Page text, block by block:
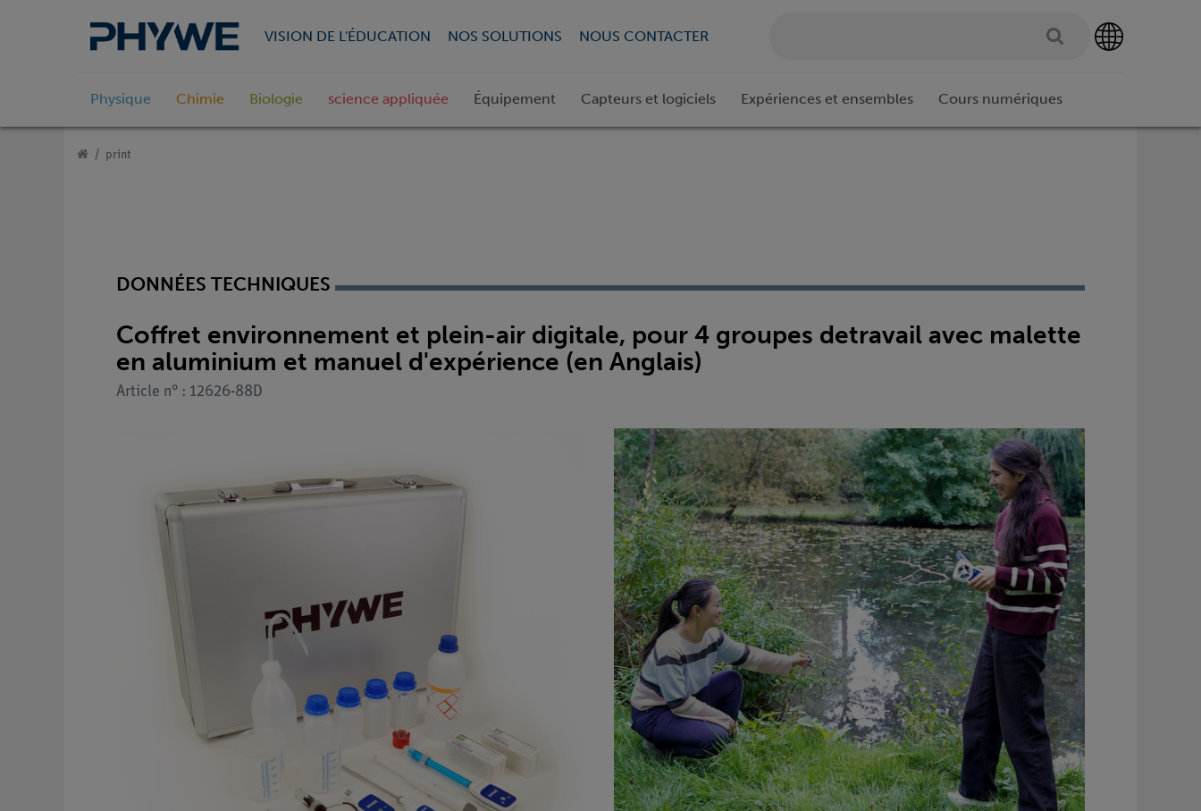
VISION DE L'ÉDUCATION NOS SOLUTIONS NOUS CONTACTER
Physique Chimie Biologie science appliquée Équipement Capteurs et logiciels Expériences et ensembles Cours numériques
print
DONNÉES TECHNIQUES
Coffret environnement et plein-air digitale, pour 4 groupes detravail avec malette
en aluminium et manuel d'expérience (en Anglais)
Article n° : 12626-88D